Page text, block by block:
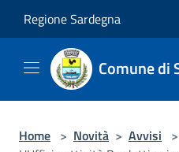
Regione Sardegna
Comune di
Home > Novità > Avvisi >